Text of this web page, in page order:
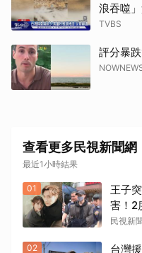
浪吞噬
TVBS
評分暴
查看更多民視新聞網
最近1小時結果
01
王子
害！2
民視新
02
台灣